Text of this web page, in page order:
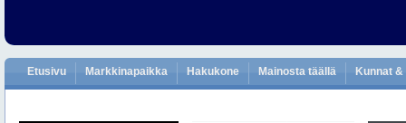
Etusivu Markkinapaikka Hakukone Mainosta täällä Kunnat